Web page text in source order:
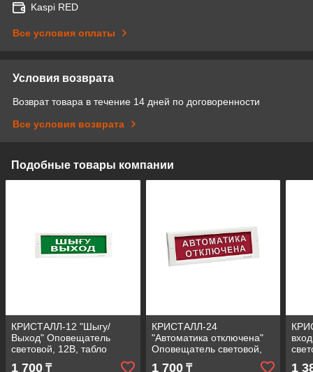
Kaspi RED
Все условия оплаты
Условия возврата
Возврат товара в течение 14 дней по договоренности
Все условия возврата
Подобные товары компании
КРИСТАЛЛ-12 "Шыгу/
Выход" Оповещатель
световой, 12В, табло
плоское
1 700 ₸
КРИСТАЛЛ-24
"Автоматика отключена"
Оповещатель световой,
24В, табло плоское
1 700₸ 1